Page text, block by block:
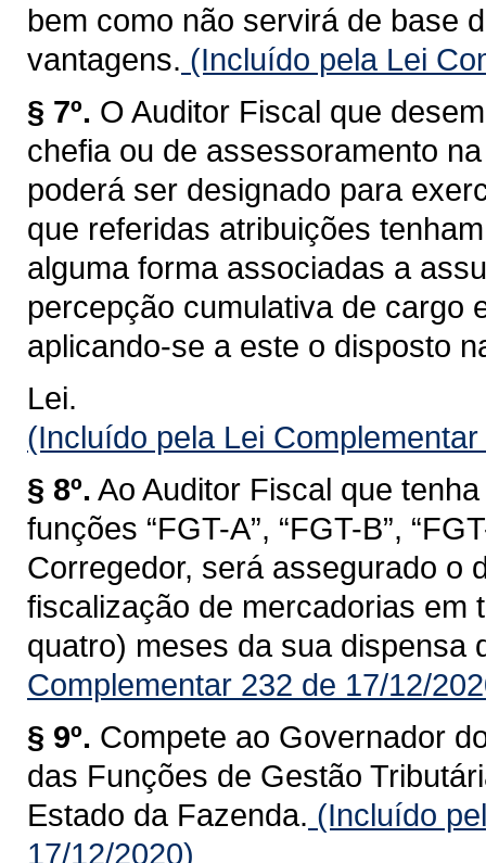
bem como não servirá de base
vantagens. (Incluído pela Lei
§ 7º. O Auditor Fiscal que
chefia ou de assessoramento
poderá ser designado para
que referidas atribuições
alguma forma associadas a
percepção cumulativa de cargo
aplicando-se a este o disposto
Lei.
(Incluído pela Lei
§ 8º. Ao Auditor Fiscal que
funções “FGT-A”, “FGT-B”,
Corregedor, será assegurado o
fiscalização de mercadorias em
quatro) meses da sua dispensa
Complementar 232 de 17/12/
§ 9º. Compete ao Governador
das Funções de Gestão
Estado da Fazenda. (Incluído
17/12/2020)